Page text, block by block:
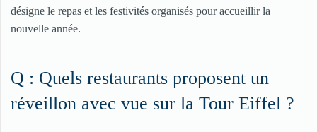
désigne le repas et les festivités organisés pour accueillir la
nouvelle année.
Q : Quels restaurants proposent un
réveillon avec vue sur la Tour Eiffel ?